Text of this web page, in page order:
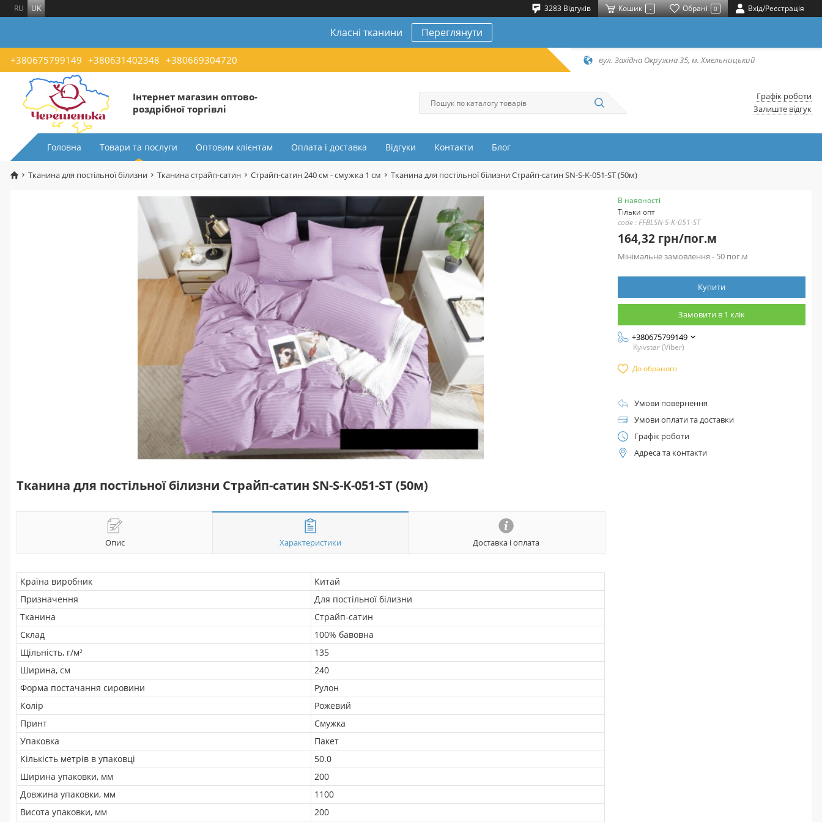
RU UK 3283 Відгуків Кошик - Обрані 0 Вхід/Реєстрація
Класні тканини Переглянути
+380675799149 +380631402348 +380669304720 вул. Західна Окружна 35, м. Хмельницький
Інтернет магазин оптово-
роздрібної торгівлі
Графік роботи
Залиште відгук
Головна Товари та послуги Оптовим клієнтам Оплата і доставка Відгуки Контакти Блог
Тканина для постільної білизни Тканина страйп-сатин Страйп-сатин 240 см - смужка 1 см Тканина для постільної білизни Страйп-сатин SN-S-K-051-ST (50м)
Тканина для постільної білизни Страйп-сатин SN-S-K-051-ST (50м)
Опис Характеристики Доставка і оплата
Країна виробник
Китай
Призначення
Для постільної білизни
Тканина
Страйп-сатин
Склад
100% бавовна
Щільність, г/м²
135
Ширина, см
240
Форма постачання сировини
Рулон
Колір
Рожевий
Принт
Смужка
Упаковка
Пакет
Кількість метрів в упаковці
50.0
Ширина упаковки, мм
200
Довжина упаковки, мм
1100
Висота упаковки, мм
200
В наявності
Тільки опт
code : FFBLSN-S-K-051-ST
164,32 грн/пог.м
Мінімальне замовлення - 50 пог.м
Купити
Замовити в 1 клік
+380675799149
Kyivstar (Viber)
До обраного
Умови повернення
Умови оплати та доставки
Графік роботи
Адреса та контакти